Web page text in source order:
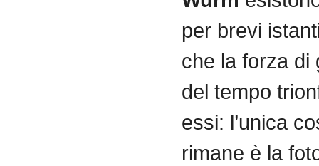
per brevi
che la forza di
del tempo
essi: l’unica
rimane è la